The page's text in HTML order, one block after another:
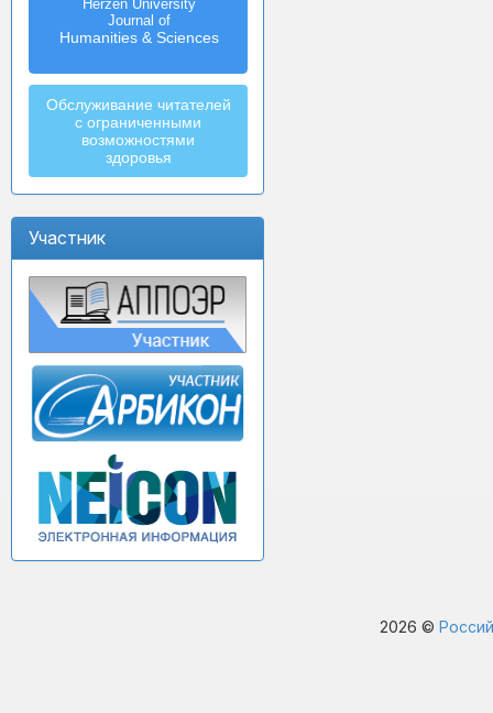
Herzen University
Journal of
Humanities & Sciences
Обслуживание читателей
с ограниченными
возможностями
здоровья
Участник
2026 ©